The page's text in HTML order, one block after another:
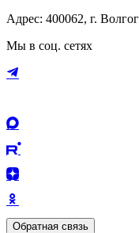
Адрес: 400062, г.
Мы в соц. сетях
Обратная связь